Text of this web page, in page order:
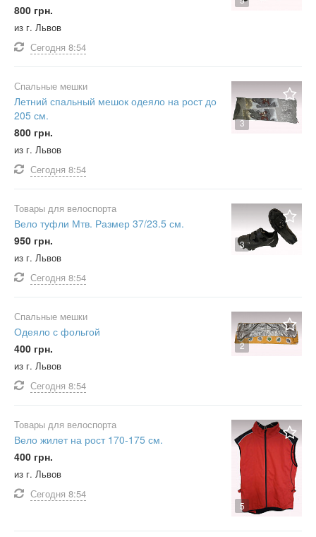
800 грн.
из г. Львов
Сегодня 8:54
3
Спальные мешки
Летний спальный мешок одеяло на рост до
205 см.
800 грн.
из г. Львов
Сегодня 8:54
3
Товары для велоспорта
Вело туфли Мтв. Размер 37/23.5 см.
950 грн.
из г. Львов
Сегодня 8:54
2
Спальные мешки
Одеяло с фольгой
400 грн.
из г. Львов
Сегодня 8:54
5
Товары для велоспорта
Вело жилет на рост 170-175 см.
400 грн.
из г. Львов
Сегодня 8:54